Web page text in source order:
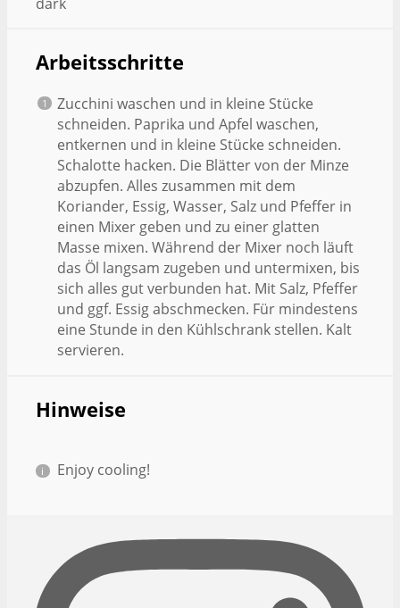
Arbeitsschritte
Zucchini waschen und in kleine Stücke
schneiden. Paprika und Apfel waschen,
entkernen und in kleine Stücke schneiden.
Schalotte hacken. Die Blätter von der Minze
abzupfen. Alles zusammen mit dem
Koriander, Essig, Wasser, Salz und Pfeffer in
einen Mixer geben und zu einer glatten
Masse mixen. Während der Mixer noch läuft
das Öl langsam zugeben und untermixen, bis
sich alles gut verbunden hat. Mit Salz, Pfeffer
und ggf. Essig abschmecken. Für mindestens
eine Stunde in den Kühlschrank stellen. Kalt
servieren.
Hinweise
Enjoy cooling!